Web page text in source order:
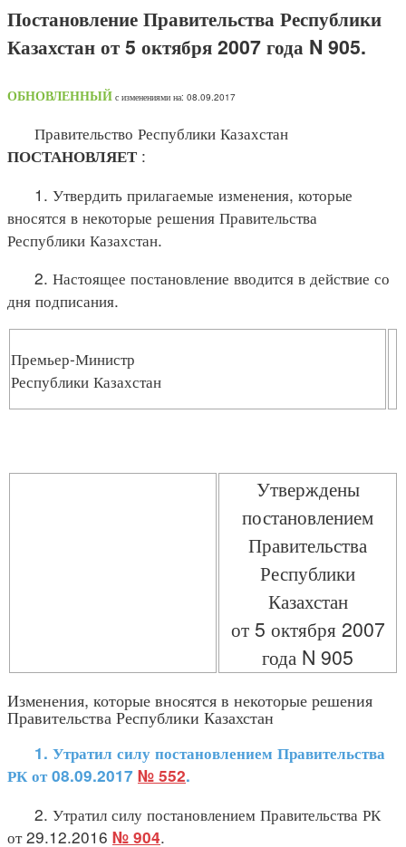
Постановление Правительства Республики
Казахстан от 5 октября 2007 года N 905.
ОБНОВЛЕННЫЙ с изменениями на: 08.09.2017
Правительство Республики Казахстан
ПОСТАНОВЛЯЕТ :
1. Утвердить прилагаемые изменения, которые
вносятся в некоторые решения Правительства
Республики Казахстан.
2. Настоящее постановление вводится в действие со
дня подписания.
Премьер-Министр
Республики Казахстан
Утверждены
постановлением
Правительства
Республики
Казахстан
от 5 октября 2007
года N 905
Изменения, которые вносятся в некоторые решения
Правительства Республики Казахстан
1. Утратил силу постановлением Правительства
РК от 08.09.2017 № 552.
2. Утратил силу постановлением Правительства РК
от 29.12.2016 № 904.